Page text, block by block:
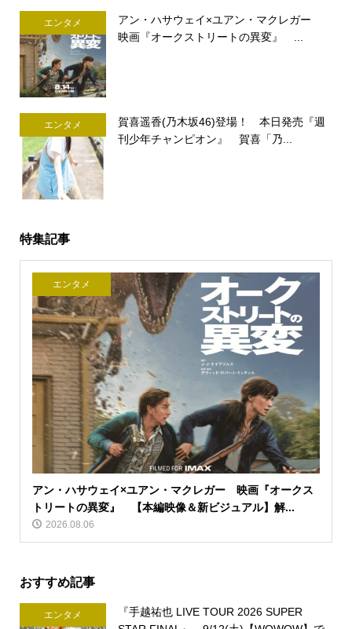
エンタメ
アン・ハサウェイ×ユアン・マクレガー
映画『オークストリートの異変』 ...
エンタメ
賀喜遥香(乃木坂46)登場！ 本日発売『週
刊少年チャンピオン』 賀喜「乃...
特集記事
エンタメ
アン・ハサウェイ×ユアン・マクレガー 映画『オークス
トリートの異変』 【本編映像＆新ビジュアル】解...
2026.08.06
おすすめ記事
エンタメ
『手越祐也 LIVE TOUR 2026 SUPER